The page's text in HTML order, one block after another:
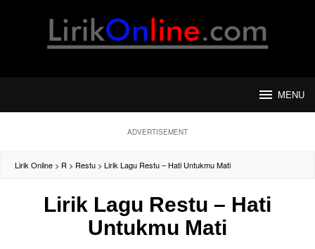
MENU
ADVERTISEMENT
Lirik Online > R > Restu > Lirik Lagu Restu – Hati Untukmu Mati
Lirik Lagu Restu – Hati
Untukmu Mati